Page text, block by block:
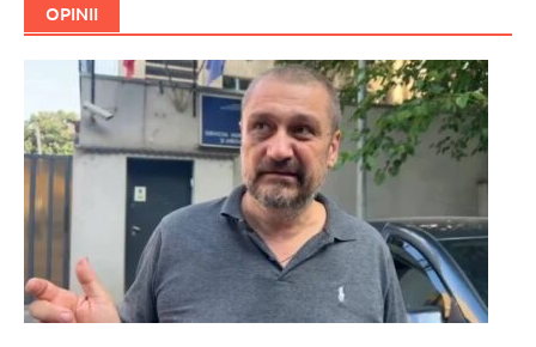
OPINII